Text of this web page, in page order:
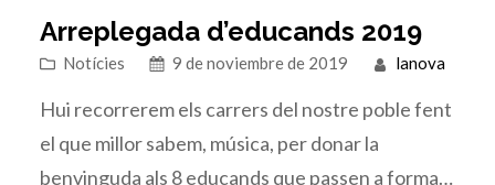
Arreplegada d’educands 2019
Notícies 9 de noviembre de 2019 lanova
Hui recorrerem els carrers del nostre poble fent
el que millor sabem, música, per donar la
benvinguda als 8 educands que passen a formar